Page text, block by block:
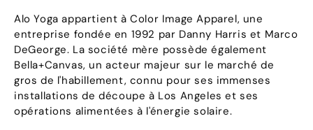
Alo Yoga appartient à Color Image Apparel, une
entreprise fondée en 1992 par Danny Harris et Marco
DeGeorge. La société mère possède également
Bella+Canvas, un acteur majeur sur le marché de
gros de l'habillement, connu pour ses immenses
installations de découpe à Los Angeles et ses
opérations alimentées à l'énergie solaire.